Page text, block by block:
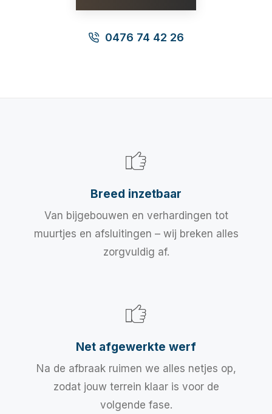
0476 74 42 26
Breed inzetbaar
Van bijgebouwen en verhardingen tot
muurtjes en afsluitingen – wij breken alles
zorgvuldig af.
Net afgewerkte werf
Na de afbraak ruimen we alles netjes op,
zodat jouw terrein klaar is voor de
volgende fase.